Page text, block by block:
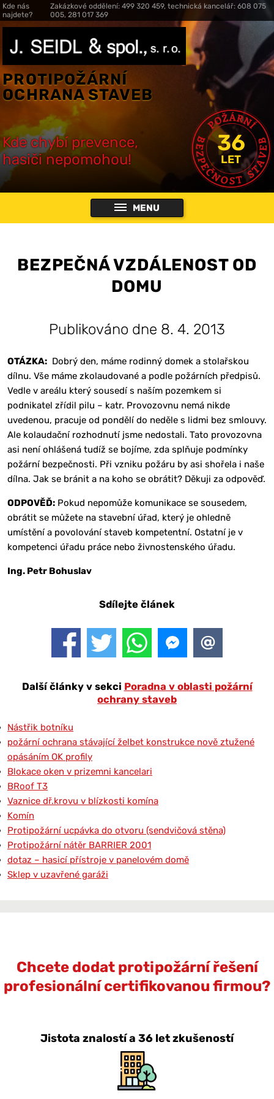
Kde nás
najdete?
Zakázkové oddělení: 499 320 459, technická kancelář: 608 075
005, 281 017 369
PROTIPOŽÁRNÍ
OCHRANA STAVEB
Kde chybí prevence,
hasiči nepomohou!
36
LET
MENU
BEZPEČNÁ VZDÁLENOST OD
DOMU
Publikováno dne 8. 4. 2013
OTÁZKA:Dobrý den, máme rodinný domek a stolařskou
dílnu. Vše máme zkolaudované a podle požárních předpisů.
Vedle v areálu který sousedí s naším pozemkem si
podnikatel zřídil pilu – katr. Provozovnu nemá nikde
uvedenou, pracuje od pondělí do neděle s lidmi bez smlouvy.
Ale kolaudační rozhodnutí jsme nedostali. Tato provozovna
asi není ohlášená tudíž se bojíme, zda splňuje podmínky
požární bezpečnosti. Při vzniku požáru by asi shořela i naše
dílna. Jak se bránit a na koho se obrátit? Děkuji za odpověď.
ODPOVĚĎ:Pokud nepomůže komunikace se sousedem,
obrátit se můžete na stavební úřad, který je ohledně
umístění a povolování staveb kompetentní. Ostatní je v
kompetenci úřadu práce nebo živnostenského úřadu.
Ing. Petr Bohuslav
Sdílejte článek
Další články v sekci Poradna v oblasti požární
ochrany staveb
Nástřik botníku
požární ochrana stávající želbet konstrukce nově ztužené
opásáním OK profily
Blokace oken v prizemni kancelari
BRoof T3
Vaznice dř.krovu v blízkosti komína
Komín
Protipožární ucpávka do otvoru (sendvičová stěna)
Protipožární nátěr BARRIER 2001
dotaz – hasicí přístroje v panelovém domě
Sklep v uzavřené garáži
Chcete dodat protipožární řešení
profesionální certifikovanou firmou?
Jistota znalostí a 36 let zkušeností